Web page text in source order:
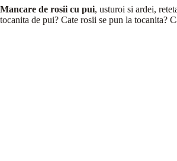
Mancare de rosii cu pui, usturoi si ardei,
tocanita de pui? Cate rosii se pun la tocanita?